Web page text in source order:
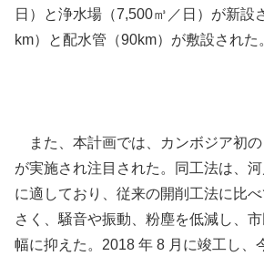
日）と浄水場（7,500㎥／日）が新設
km）と配水管（90km）が敷設された
また、本計画では、カンボジア初
が実施され注目された。同工法は、
に適しており、従来の開削工法に比
さく、騒音や振動、粉塵を低減し、
幅に抑えた。2018 年 8 月に竣工し、